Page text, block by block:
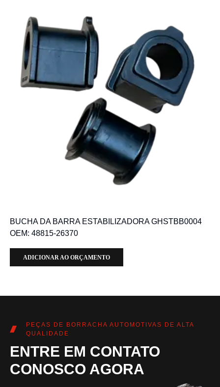
BUCHA DA BARRA ESTABILIZADORA GHSTBB0004
OEM: 48815-26370
ADICIONAR AO ORÇAMENTO
PEÇAS DE BORRACHA AUTOMOTIVAS DE ALTA
QUALIDADE
ENTRE EM CONTATO
CONOSCO AGORA